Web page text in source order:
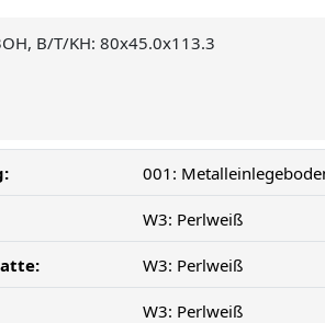
B/T/KH: 80x45.0x113.3
001:
W3: Perlweiß
W3: Perlweiß
W3: Perlweiß